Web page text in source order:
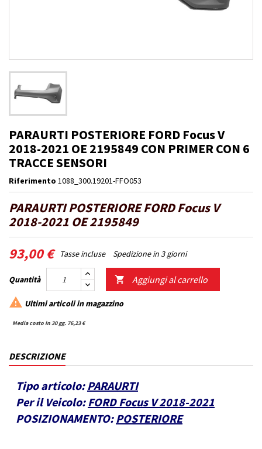
PARAURTI POSTERIORE FORD Focus V
2018-2021 OE 2195849 CON PRIMER CON 6
TRACCE SENSORI
Riferimento 1088_300.19201-FFO053
PARAURTI POSTERIORE FORD Focus V
2018-2021 OE 2195849
93,00 € Tasse incluse Spedizione in 3 giorni
Quantità  Aggiungi al carrello
 Ultimi articoli in magazzino
Media costo in 30 gg. 76,23 €
DESCRIZIONE
Tipo articolo: PARAURTI
Per il Veicolo: FORD Focus V 2018-2021
POSIZIONAMENTO: POSTERIORE